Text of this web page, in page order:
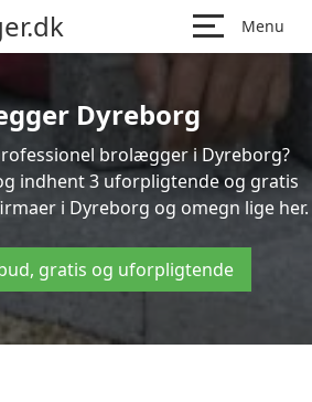
Menu
Dyreborg
brolægger i Dyreborg?
indhent 3 uforpligtende og gratis
i Dyreborg og omegn lige her.
gratis og uforpligtende